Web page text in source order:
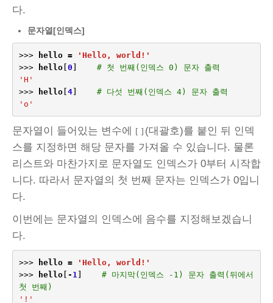
다.
문자열[인덱스]
>>> hello =
'Hello, world!'
>>>
hello[0 ]
# 첫 번째(인덱스 0) 문자 출력
'H'
>>>
hello[4]
# 다섯 번째(인덱스 4) 문자 출력
'o'
문자열이 들어있는 변수에 [ ] (대괄호)를 붙인 뒤 인덱
스를 지정하면 해당 문자를 가져올 수 있습니다. 물론
리스트와 마찬가지로 문자열도 인덱스가 0부터 시작합
니다. 따라서 문자열의 첫 번째 문자는 인덱스가 0입니
다.
이번에는 문자열의 인덱스에 음수를 지정해보겠습니
다.
>>> hello =
'Hello, world!'
>>>
hello[ - 1 ]
# 마지막(인덱스 -1) 문자 출력(뒤에서
첫 번째)
'!'